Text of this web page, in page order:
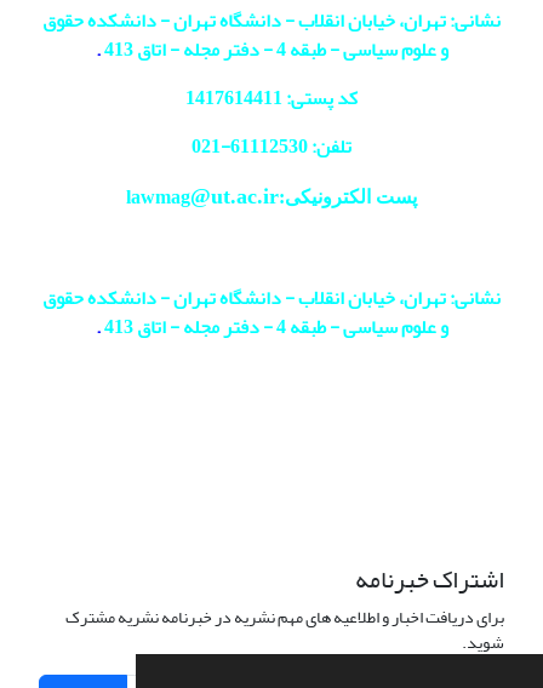
نشانی: تهران، خیابان انقلاب - دانشگاه تهران - دانشکده حقوق
و علوم سیاسی - طبقه 4 - دفتر مجله - اتاق 413
.
کد پستی: 1417614411
تلفن: 61112530-
021
پست الکترونیکی:lawmag@ut.ac.ir
نشانی: تهران، خیابان انقلاب - دانشگاه تهران - دانشکده حقوق
و علوم سیاسی - طبقه 4 - دفتر مجله - اتاق 413
.
اشتراک خبرنامه
برای دریافت اخبار و اطلاعیه های مهم نشریه در خبرنامه نشریه مشترک
شوید.